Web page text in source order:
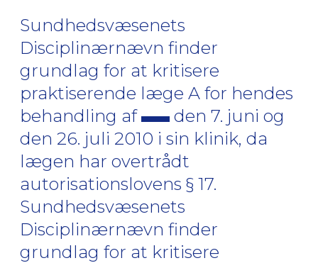
Sundhedsvæsenets
Disciplinærnævn finder
grundlag for at kritisere
praktiserende læge A for hendes
behandling af
den 7. juni og
den 26. juli 2010 i sin klinik, da
lægen har overtrådt
autorisationslovens § 17.
Sundhedsvæsenets
Disciplinærnævn finder
grundlag for at kritisere